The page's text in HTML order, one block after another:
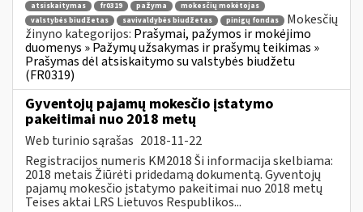
atsiskaitymas fr0319 pažyma
mokesčių mokėtojas
valstybės biudžetas
savivaldybės biudžetas pinigų fondas
Mokesčių
žinyno kategorijos: Prašymai, pažymos ir mokėjimo
duomenys » Pažymų užsakymas ir prašymų teikimas »
Prašymas dėl atsiskaitymo su valstybės biudžetu
(FR0319)
Gyventojų pajamų mokesčio įstatymo
pakeitimai nuo 2018 metų
Web turinio sąrašas 2018-11-22
Registracijos numeris KM2018 Ši informacija skelbiama:
2018 metais Žiūrėti pridedamą dokumentą. Gyventojų
pajamų mokesčio įstatymo pakeitimai nuo 2018 metų
Teises aktai LRS Lietuvos Respublikos...